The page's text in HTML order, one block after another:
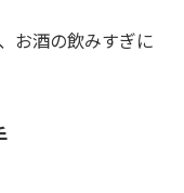
お酒の飲みすぎに